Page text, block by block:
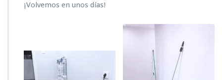
¡Volvemos en unos días!